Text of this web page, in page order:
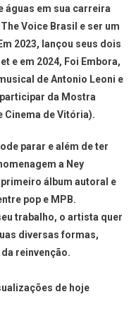
águas em sua carreira
Voice Brasil e ser um
2023, lançou seus dois
e em 2024, Foi Embora,
de Antonio Leoni e
da Mostra
Cinema de Vitória).
parar e além de ter
a Ney
álbum autoral e
pop e MPB.
trabalho, o artista quer
diversas formas,
reinvenção.
de hoje